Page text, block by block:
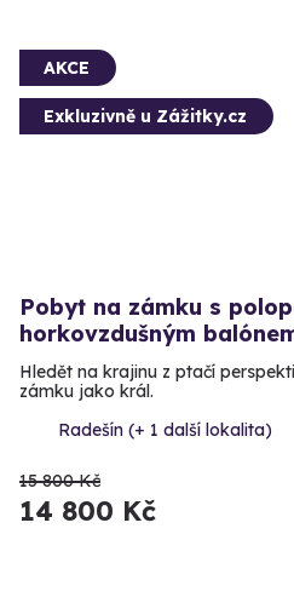
AKCE
Exkluzivně u Zážitky.cz
Pobyt na zámku s
horkovzdušným
Hledět na krajinu z ptačí
zámku jako král.
Radešín (+ 1 další lokalita)
15 800 Kč
14 800 Kč